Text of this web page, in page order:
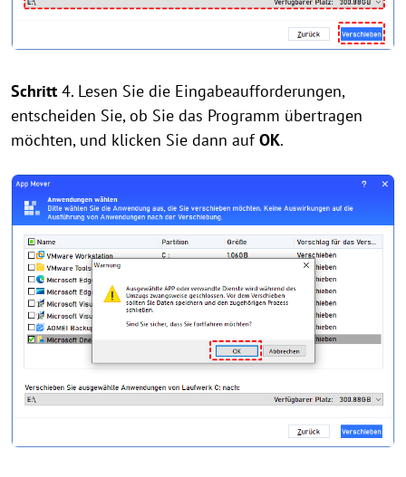
Schritt 4. Lesen Sie die Eingabeaufforderungen,
entscheiden Sie, ob Sie das Programm übertragen
möchten, und klicken Sie dann aufOK.